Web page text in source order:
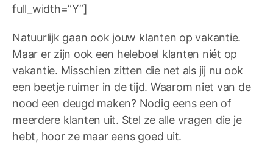
full_width=”Y”]
Natuurlijk gaan ook jouw klanten op vakantie.
Maar er zijn ook een heleboel klanten niét op
vakantie. Misschien zitten die net als jij nu ook
een beetje ruimer in de tijd. Waarom niet van de
nood een deugd maken? Nodig eens een of
meerdere klanten uit. Stel ze alle vragen die je
hebt, hoor ze maar eens goed uit.